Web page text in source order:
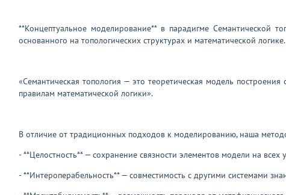
**Концептуальное моделирование** в парадигме Семантической
основанного на топологических структурах и математической логике.
«Семантическая топология — это теоретическая модель
правилам математической логики».
В отличие от традиционных подходов к моделированию, наша
- **Целостность** — сохранение связности элементов модели на всех
- **Интероперабельность** — совместимость с другими системами